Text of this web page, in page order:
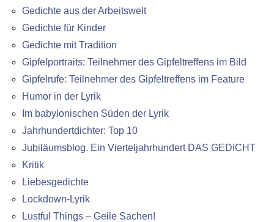
Gedichte aus der Arbeitswelt
Gedichte für Kinder
Gedichte mit Tradition
Gipfelportraits: Teilnehmer des Gipfeltreffens im Bild
Gipfelrufe: Teilnehmer des Gipfeltreffens im Feature
Humor in der Lyrik
Im babylonischen Süden der Lyrik
Jahrhundertdichter: Top 10
Jubiläumsblog. Ein Vierteljahrhundert DAS GEDICHT
Kritik
Liebesgedichte
Lockdown-Lyrik
Lustful Things – Geile Sachen!